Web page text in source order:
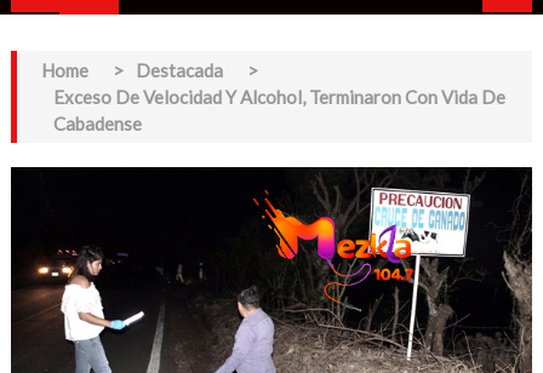
Home > Destacada
>
Exceso De Velocidad Y Alcohol, Terminaron Con Vida De
Cabadense